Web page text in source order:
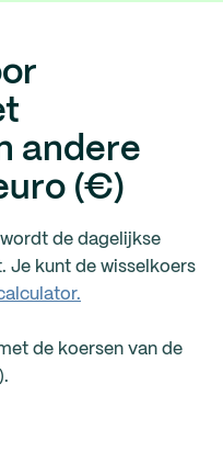
andere
(€)
de dagelijkse
Je kunt de wisselkoers
de koersen van de